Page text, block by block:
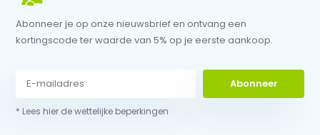
Abonneer je op onze nieuwsbrief en ontvang een
kortingscode ter waarde van 5% op je eerste aankoop.
Abonneer
* Lees hier de wettelijke beperkingen